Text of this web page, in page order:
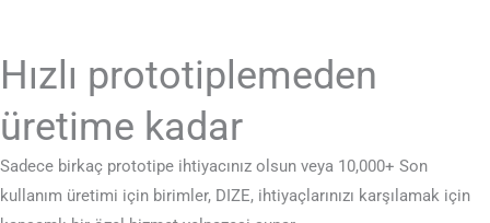
Hızlı prototiplemeden
üretime kadar
Sadece birkaç prototipe ihtiyacınız olsun veya 10,000+ Son
kullanım üretimi için birimler, DIZE, ihtiyaçlarınızı karşılamak için